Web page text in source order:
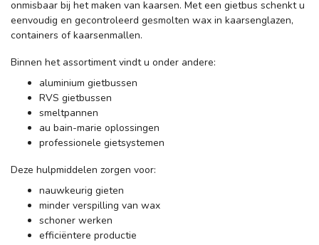
onmisbaar bij het maken van kaarsen. Met een gietbus schenkt u
eenvoudig en gecontroleerd gesmolten wax in kaarsenglazen,
containers of kaarsenmallen.
Binnen het assortiment vindt u onder andere:
aluminium gietbussen
RVS gietbussen
smeltpannen
au bain-marie oplossingen
professionele gietsystemen
Deze hulpmiddelen zorgen voor:
nauwkeurig gieten
minder verspilling van wax
schoner werken
efficiëntere productie